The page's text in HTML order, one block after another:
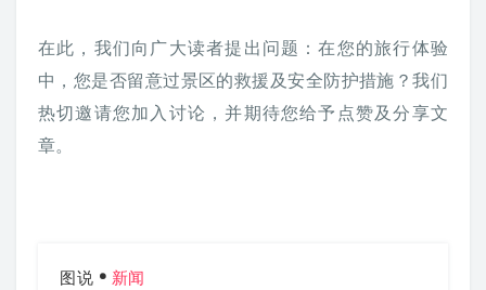
在此，我们向广大读者提出问题：在您的旅行体验
中，您是否留意过景区的救援及安全防护措施？我们
热切邀请您加入讨论，并期待您给予点赞及分享文
章。
图说 新闻